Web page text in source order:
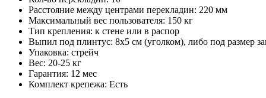
Расстояние между центрами перекладин: 220 мм
Максимальный вес пользователя: 150 кг
Тип крепления: к стене или в распор
Выпил под плинтус: 8х5 см (уголком), либо под размер
Упаковка: стрейч
Вес: 20-25 кг
Гарантия: 12 мес
Комплект крепежа: Есть